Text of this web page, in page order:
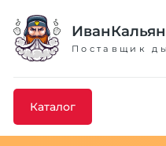
Поставщик
Каталог
Добавлено